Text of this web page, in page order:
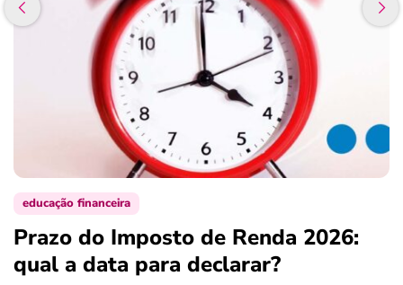
educação financeira
Prazo do Imposto de Renda 2026:
qual a data para declarar?